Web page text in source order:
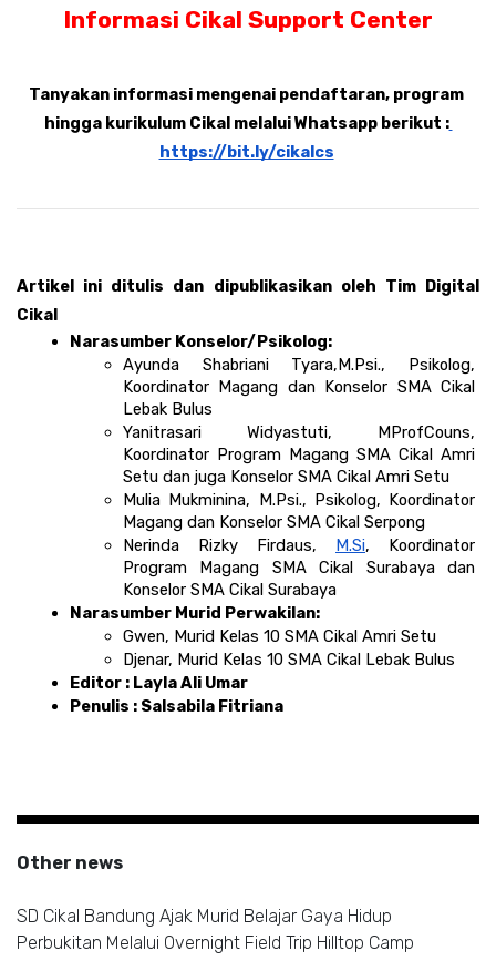
Informasi Cikal Support Center
Tanyakan informasi mengenai pendaftaran, program
hingga kurikulum Cikal melalui Whatsapp berikut :
https://bit.ly/cikalcs
Artikel ini ditulis dan dipublikasikan oleh Tim Digital
Cikal
Narasumber Konselor/Psikolog:
Ayunda Shabriani Tyara,M.Psi., Psikolog,
Koordinator Magang dan Konselor SMA Cikal
Lebak Bulus
Yanitrasari Widyastuti, MProfCouns,
Koordinator Program Magang SMA Cikal Amri
Setu dan juga Konselor SMA Cikal Amri Setu
Mulia Mukminina, M.Psi., Psikolog, Koordinator
Magang dan Konselor SMA Cikal Serpong
Nerinda Rizky Firdaus, M.Si, Koordinator
Program Magang SMA Cikal Surabaya dan
Konselor SMA Cikal Surabaya
Narasumber Murid Perwakilan:
Gwen, Murid Kelas 10 SMA Cikal Amri Setu
Djenar, Murid Kelas 10 SMA Cikal Lebak Bulus
Editor : Layla Ali Umar
Penulis : Salsabila Fitriana
Other news
SD Cikal Bandung Ajak Murid Belajar Gaya Hidup
Perbukitan Melalui Overnight Field Trip Hilltop Camp